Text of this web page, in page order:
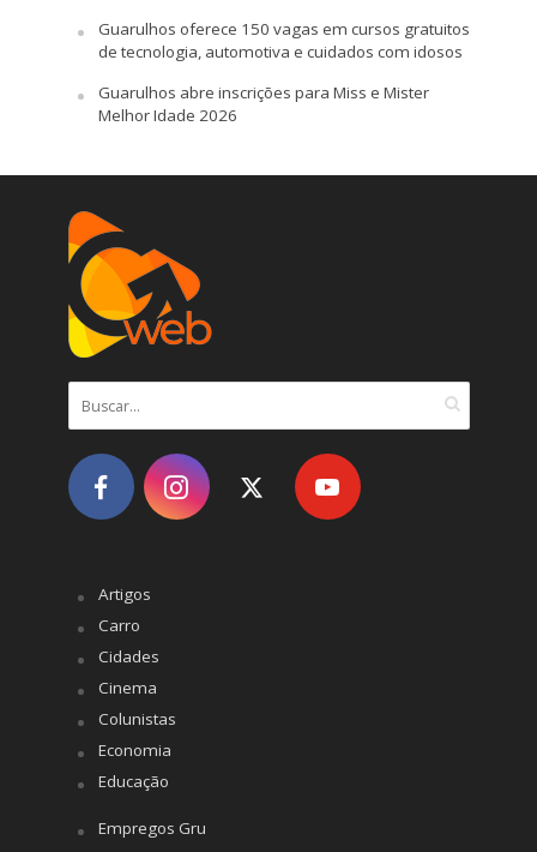
Guarulhos oferece 150 vagas em cursos gratuitos
de tecnologia, automotiva e cuidados com idosos
Guarulhos abre inscrições para Miss e Mister
Melhor Idade 2026
Artigos
Carro
Cidades
Cinema
Colunistas
Economia
Educação
Empregos Gru